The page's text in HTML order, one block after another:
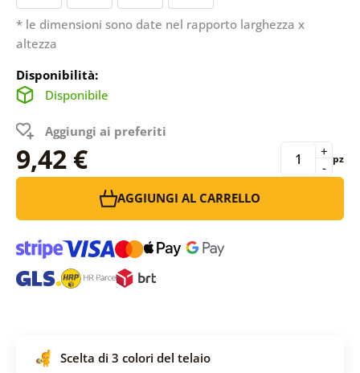
* le dimensioni sono date nel rapporto larghezza x
altezza
Disponibilità:
Disponibile
Aggiungi ai preferiti
9,42 € -
+ pz
AGGIUNGI AL CARRELLO
Scelta di 3 colori del telaio